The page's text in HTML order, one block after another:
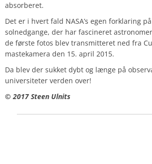
absorberet.
Det er i hvert fald NASA’s egen forklaring
solnedgange, der har fascineret
de første fotos blev transmitteret ned fra
mastekamera den 15. april 2015.
Da blev der sukket dybt og længe på
universiteter verden over!
© 2017 Steen Ulnits